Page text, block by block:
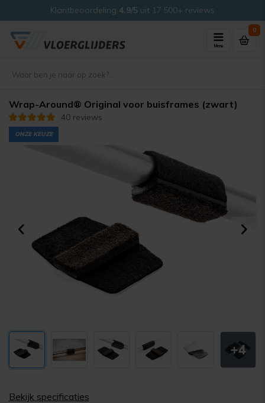
Klantbeoordeling 4.9/5 uit 17.500+ reviews
Menu
0
Wrap-Around® Original voor buisframes (zwart)
40 reviews
ONZE KEUZE
+4
Bekijk specificaties